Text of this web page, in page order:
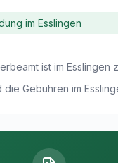
im Esslingen
ist im Esslingen
Gebühren im